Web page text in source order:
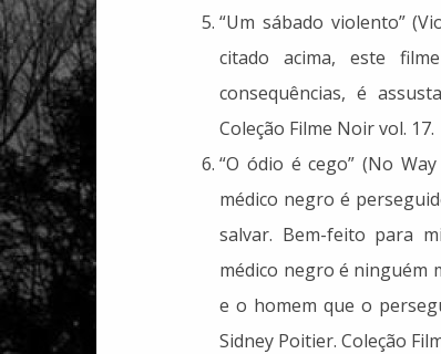
“Um sábado violento”
citado acima, este
consequências, é
Coleção Filme Noir vol. 17.
“O ódio é cego” (No
médico negro é
salvar. Bem-feito para
médico negro é ninguém
e o homem que o
Sidney Poitier. Coleção